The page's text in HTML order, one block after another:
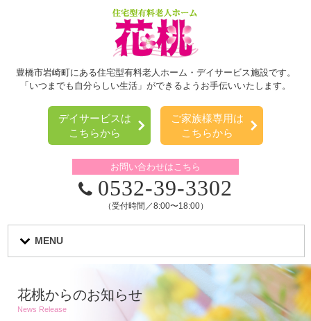
豊橋市岩崎町にある住宅型有料老人ホーム・デイサービス施設です。
「いつまでも自分らしい生活」ができるようお手伝いいたします。
デイサービスは
こちらから
ご家族様専用は
こちらから
お問い合わせはこちら
0532-39-3302
（受付時間／8:00〜18:00）
MENU
花桃からのお知らせ
News Release